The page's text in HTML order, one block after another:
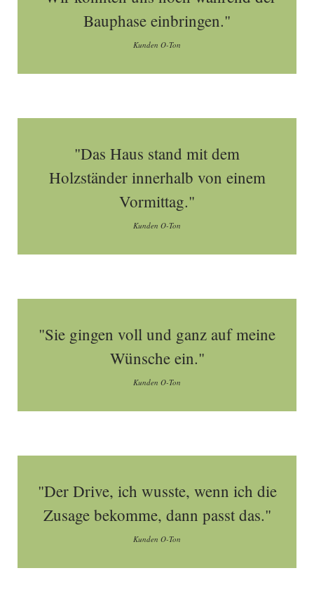
Bauphase einbringen."
Kunden O-Ton
"Das Haus stand mit dem
Holzständer innerhalb von einem
Vormittag."
Kunden O-Ton
"Sie gingen voll und ganz auf meine
Wünsche ein."
Kunden O-Ton
"Der Drive, ich wusste, wenn ich die
Zusage bekomme, dann passt das."
Kunden O-Ton